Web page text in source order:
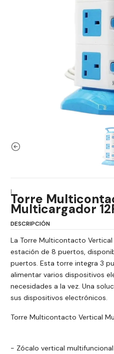
|Torre
Multicargador
DESCRIPCIÓN
La Torre Multicontacto
estación de 8 puertos,
puertos. Esta torre integra 3
alimentar varios dispositivos
necesidades a la vez. Una
sus dispositivos electrónicos.
Torre Multicontacto Vertical
- Zócalo vertical multifuncional